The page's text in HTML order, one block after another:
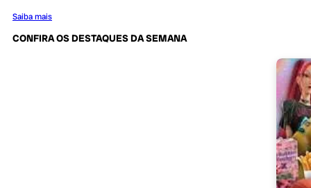
Saiba mais
CONFIRA OS DESTAQUES DA SEMANA